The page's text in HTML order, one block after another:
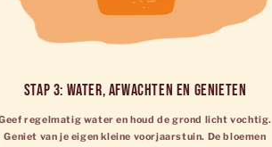
Stap 3: Water, afwachten en genieten
regelmatig water en houd de grond licht vochtig.
Geniet van je eigen kleine voorjaarstuin. De bloemen